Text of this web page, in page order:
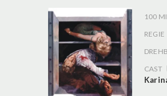
100
REGIE
CAST